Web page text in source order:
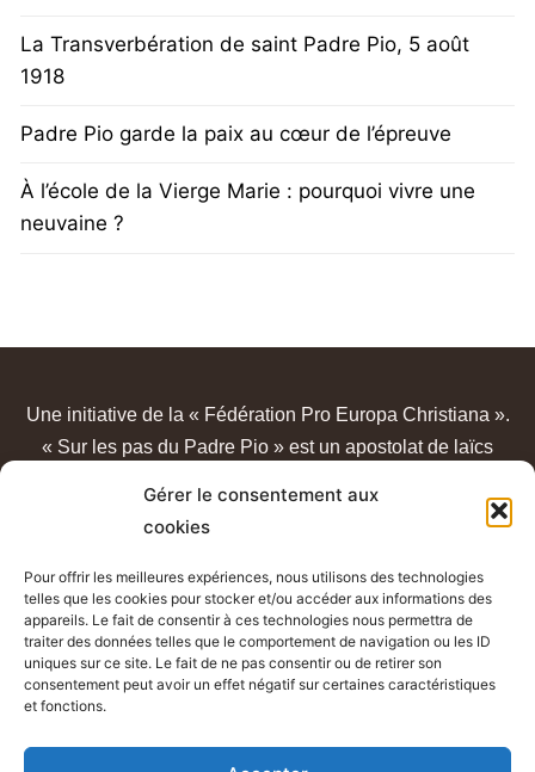
Gérer le consentement aux
cookies
Pour offrir les meilleures expériences, nous utilisons des technologies
telles que les cookies pour stocker et/ou accéder aux informations des
appareils. Le fait de consentir à ces technologies nous permettra de
traiter des données telles que le comportement de navigation ou les ID
uniques sur ce site. Le fait de ne pas consentir ou de retirer son
consentement peut avoir un effet négatif sur certaines caractéristiques
et fonctions.
La Transverbération de saint Padre Pio, 5 août
1918
Padre Pio garde la paix au cœur de l’épreuve
À l’école de la Vierge Marie : pourquoi vivre une
neuvaine ?
Une initiative de la « Fédération Pro Europa Christiana ».
« Sur les pas du Padre Pio » est un apostolat de laïcs
Mentions légales - Conditions générales d’utilisation